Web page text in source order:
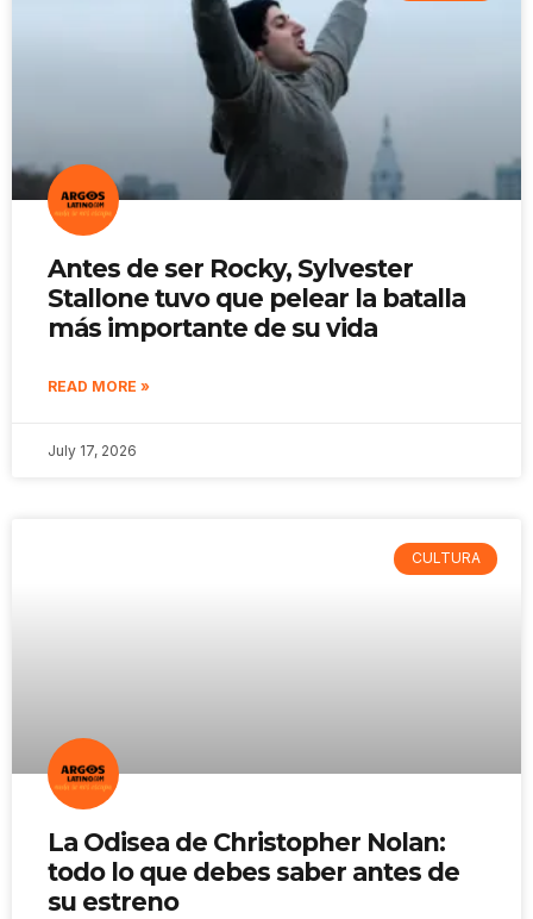
Antes de ser Rocky, Sylvester
Stallone tuvo que pelear la batalla
más importante de su vida
READ MORE »
July 17, 2026
CULTURA
La Odisea de Christopher Nolan:
todo lo que debes saber antes de
su estreno